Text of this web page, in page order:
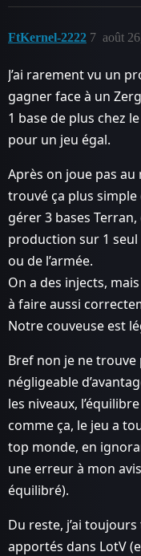
FtKernel-2222 août
7
J’ai rarement vu un
gagner face à un
1 base de plus chez
pour un jeu égal.
Après on joue pas au
trouvé ça plus
gérer 3 bases
production sur 1
ou de l’armée.
On a des injects,
à faire aussi
Notre couveuse est
Bref non je ne trouve
négligeable
les niveaux,
comme ça, le jeu a
top monde, en
une erreur à mon
équilibré).
Du reste, j’ai
apportés dans LotV